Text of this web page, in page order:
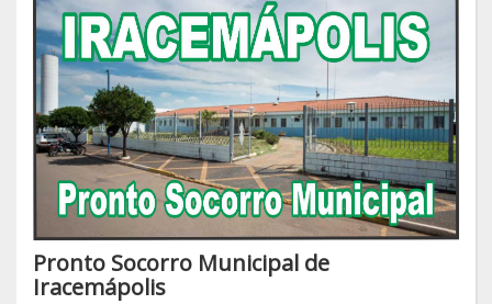
Pronto Socorro Municipal de
Iracemápolis